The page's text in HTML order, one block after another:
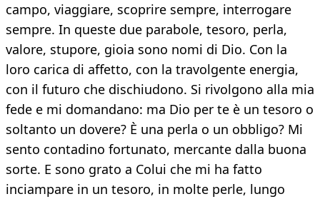
campo, viaggiare, scoprire sempre, interrogare
sempre. In queste due parabole, tesoro, perla,
valore, stupore, gioia sono nomi di Dio. Con la
loro carica di affetto, con la travolgente energia,
con il futuro che dischiudono. Si rivolgono alla mia
fede e mi domandano: ma Dio per te è un tesoro o
soltanto un dovere? È una perla o un obbligo? Mi
sento contadino fortunato, mercante dalla buona
sorte. E sono grato a Colui che mi ha fatto
inciampare in un tesoro, in molte perle, lungo